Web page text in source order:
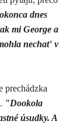
dnes
mi George a
nechať v
prechádzka
"Dookola
úsudky. A